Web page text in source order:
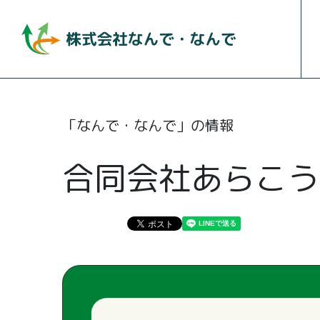
「なんで・なんで」の情報
合同会社あらこう